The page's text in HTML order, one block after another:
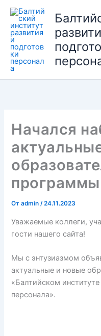
Перейти
содержимому
Начался
программы
Отadmin/24.11.2023
Уважаемые коллеги,
гости нашего сайта!
Мы с энтузиазмом
актуальные и новые
«Балтийском
персонала».